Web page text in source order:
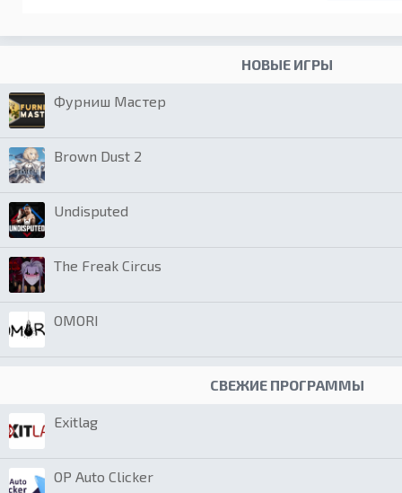
НОВЫЕ ИГРЫ
Фурниш Мастер
Brown Dust 2
Undisputed
The Freak Circus
OMORI
СВЕЖИЕ ПРОГРАММЫ
Exitlag
OP Auto Clicker